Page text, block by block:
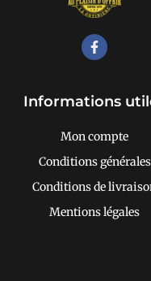
Informations
Mon compte
Conditions générales
Conditions de
Mentions légales